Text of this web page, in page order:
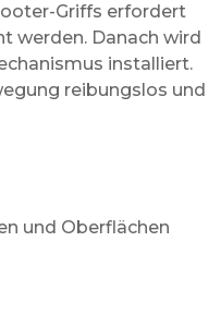
Griffs erfordert
werden. Danach wird
installiert.
reibungslos und
und Oberflächen